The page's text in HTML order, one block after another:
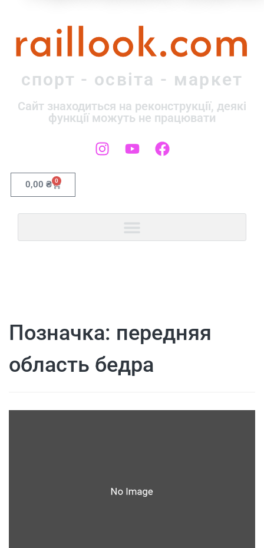
raillook.com
спорт - освіта - маркет
Сайт знаходиться на реконструкції, деякі
функції можуть не працювати
0,00 ₴ 0
Позначка: передняя
область бедра